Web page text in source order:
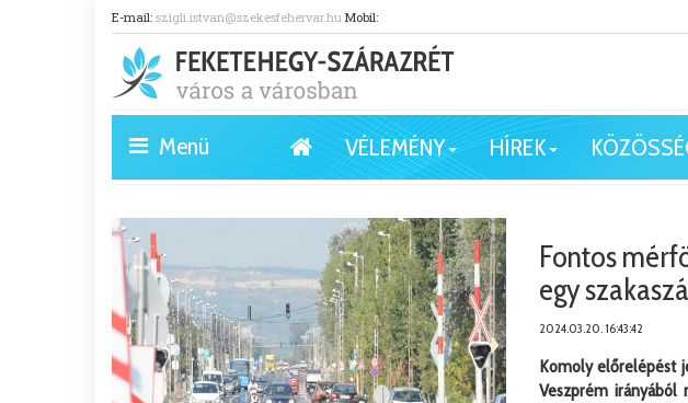
E-mail: szigli.istvan@szekesfehervar.hu Mobil:
Menü VÉLEMÉNY HÍREK
Fontos
egy
2024.03.20. 16:43:42
Komoly előrelépést
Veszprém irányából